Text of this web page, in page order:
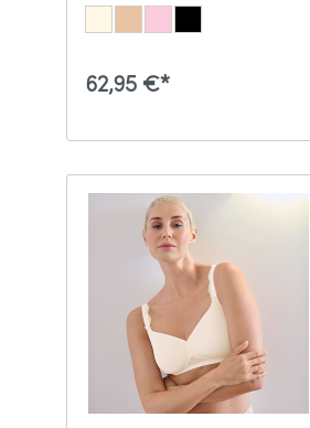
Prothesen-Taschen und
floraler Spitze
62,95 €*